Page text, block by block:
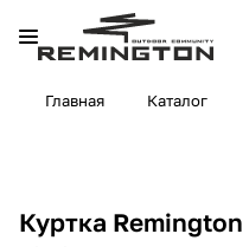
Главная Каталог
Куртка Remington